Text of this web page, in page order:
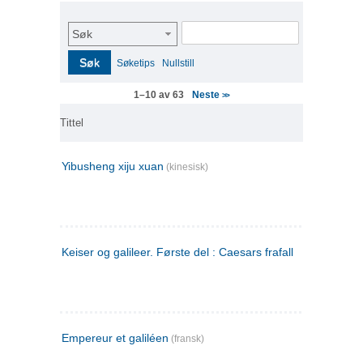
Søk
Søk Søketips Nullstill
1–10 av 63 Neste>>
Tittel
Yibusheng xiju xuan (kinesisk)
Keiser og galileer. Første del : Caesars frafall
Empereur et galiléen (fransk)